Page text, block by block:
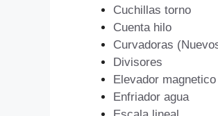
Cuchillas torno
Cuenta hilo
Curvadoras
Divisores
Elevador magnetico
Enfriador agua